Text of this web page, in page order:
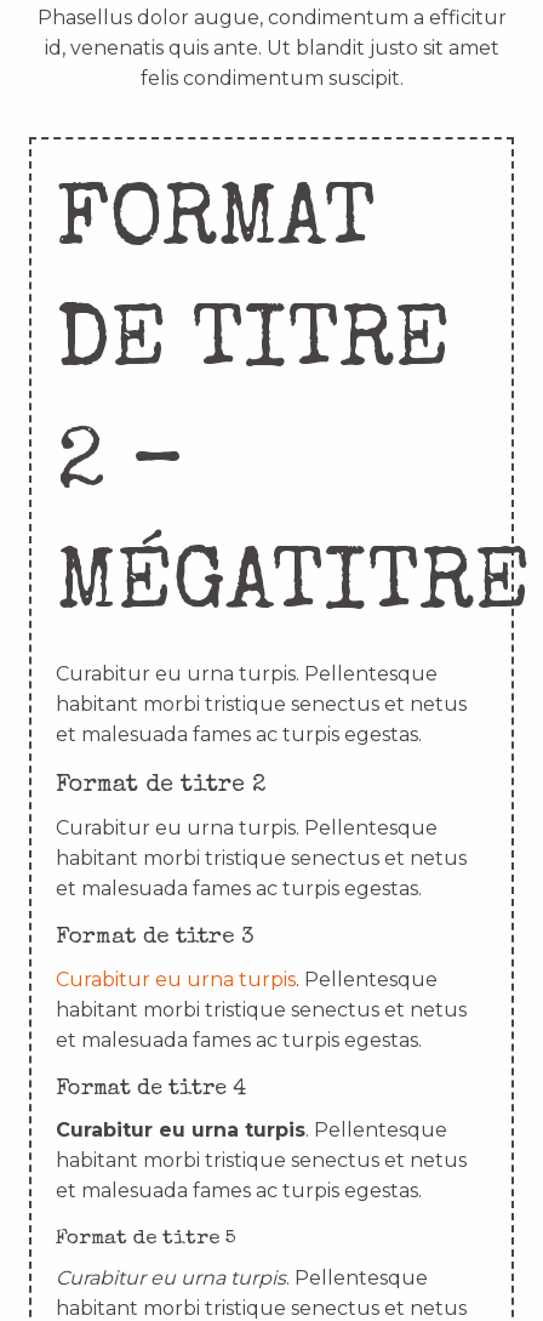
Phasellus dolor augue, condimentum a efficitur
id, venenatis quis ante. Ut blandit justo sit amet
felis condimentum suscipit.
FORMAT
DE TITRE
2 –
MÉGATITRE
Curabitur eu urna turpis. Pellentesque
habitant morbi tristique senectus et netus
et malesuada fames ac turpis egestas.
Format de titre 2
Curabitur eu urna turpis. Pellentesque
habitant morbi tristique senectus et netus
et malesuada fames ac turpis egestas.
Format de titre 3
Curabitur eu urna turpis. Pellentesque
habitant morbi tristique senectus et netus
et malesuada fames ac turpis egestas.
Format de titre 4
Curabitur eu urna turpis. Pellentesque
habitant morbi tristique senectus et netus
et malesuada fames ac turpis egestas.
Format de titre 5
Curabitur eu urna turpis. Pellentesque
habitant morbi tristique senectus et netus